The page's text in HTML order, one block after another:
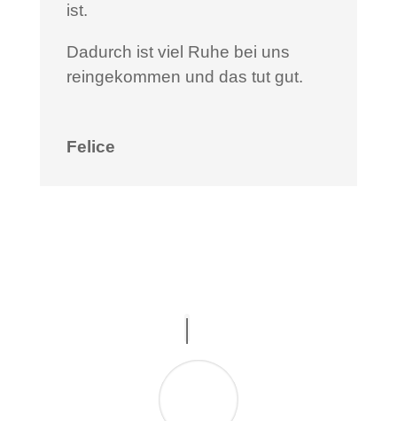
ist.
Dadurch ist viel Ruhe bei uns
reingekommen und das tut gut.
Felice